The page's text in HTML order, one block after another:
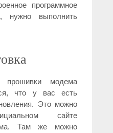
программное
нужно выполнить
прошивки модема
что у вас есть
Это можно
сайте
Там же можно